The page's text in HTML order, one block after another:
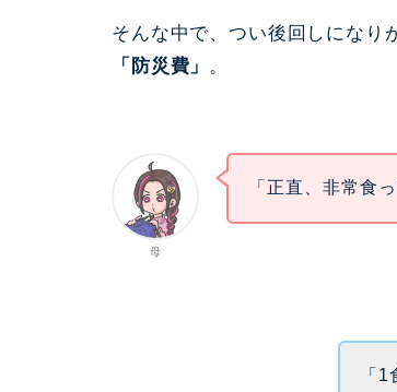
そんな中で、つい後回しにな
「防災費」 。
母
「正直、非常食
「